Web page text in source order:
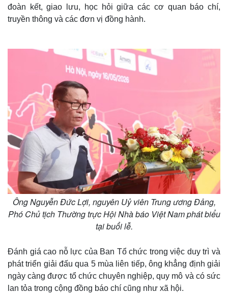
Thế giới
Quan sát
Cuộc sống đó đây
Hồ sơ
Multimedia
Video
E-Magazine
Infographic
đoàn kết, giao lưu, học hỏi giữa các cơ quan báo chí,
truyền thông và các đơn vị đồng hành.
Ông Nguyễn Đức Lợi, nguyên Uỷ viên Trung ương Đảng,
Phó Chủ tịch Thường trực Hội Nhà báo Việt Nam phát biểu
tại buổi lễ.
Đánh giá cao nỗ lực của Ban Tổ chức trong việc duy trì và
phát triển giải đấu qua 5 mùa liên tiếp, ông khẳng định giải
ngày càng được tổ chức chuyên nghiệp, quy mô và có sức
lan tỏa trong cộng đồng báo chí cũng như xã hội.